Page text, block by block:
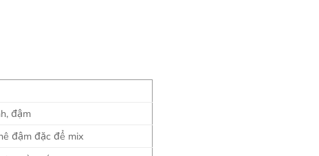
đậm
đậm đặc để mix